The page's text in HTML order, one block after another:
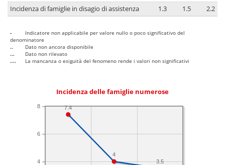
Incidenza di famiglie in disagio di assistenza 1.3 1.5 2.2
-
Indicatore non applicabile per valore nullo o poco significativo del
denominatore
..
Dato non ancora disponibile
...
Dato non rilevato
....
La mancanza o esiguità del fenomeno rende i valori non significativi
Incidenza delle famiglie numerose
4
6
8
3.5
4
7.4